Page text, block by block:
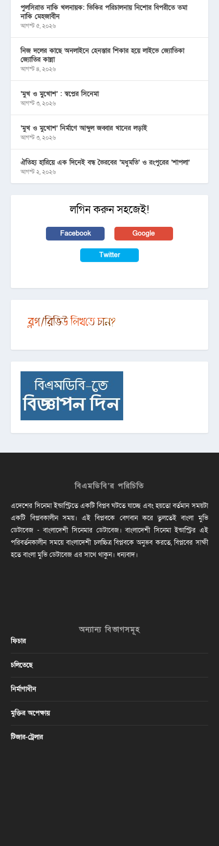
পুলসিরাত নাকি খলনায়ক: ভিকির পরিচালনায় নিশোর বিপরীতে তমা
নাকি মেহজাবীন
আগস্ট ৫, ২০২৬
নিজ দলের কাছে অনলাইনে হেনস্তার শিকার হয়ে লাইভে জ্যোতিকা
জ্যোতির কান্না
আগস্ট ৪, ২০২৬
‘মুখ ও মু্খোশ’ : স্বপ্নের সিনেমা
আগস্ট ৩, ২০২৬
‘মুখ ও মুখোশ’ নির্মাণে আব্দুল জব্বার খানের লড়াই
আগস্ট ৩, ২০২৬
ঐতিহ্য হারিয়ে এক দিনেই বন্ধ ভৈরবের ‘মধুমতি’ ও রংপুরের ‘শাপলা’
আগস্ট ২, ২০২৬
লগিন করুন সহজেই!
Facebook Google
Twitter
বিএমডিবি’র পরিচিতি
এদেশের সিনেমা ইন্ডাস্ট্রিতে একটি বিপ্লব ঘটতে যাচ্ছে এবং হয়তো বর্তমান সময়টা
একটি বিপ্লবকালীন সময়। এই বিপ্লবকে বেগবান করে তুলতেই বাংলা মুভি
ডেটাবেজ - বাংলাদেশী সিনেমার ডেটাবেজ। বাংলাদেশী সিনেমা ইন্ডাস্ট্রির এই
পরিবর্তনকালীন সময়ে বাংলাদেশী চলচ্চিত্র বিপ্লবকে অনুভব করতে, বিপ্লবের সাক্ষী
হতে বাংলা মুভি ডেটাবেজ এর সাথে থাকুন। ধন্যবাদ।
অন্যান্য বিভাগসমূহ
ফিচার
চলিতেছে
নির্মাণাধীন
মুক্তির অপেক্ষায়
টিজার-ট্রেলার